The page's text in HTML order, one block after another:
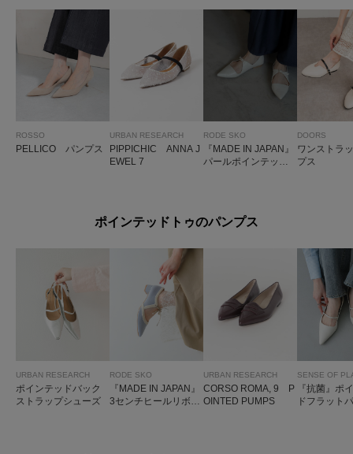
ROSSO
PELLICO パンプス
URBAN RESEARCH
PIPPICHIC ANNA J
EWEL 7
RODE SKO
『MADE IN JAPAN』
パールポインテッド
DOORS
ワンストラ
プス
ポインテッドトゥのパンプス
URBAN RESEARCH
ポインテッドバック
ストラップシューズ
RODE SKO
『MADE IN JAPAN』
3センチヒールリボン
URBAN RESEARCH
CORSO ROMA, 9 P
OINTED PUMPS
SENSE OF
『抗菌』ポ
ドフラット